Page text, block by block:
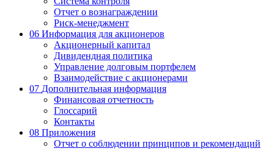
Отчет о вознаграждении
Риск-менеджмент
06 Информация для акционеров
Акционерный капитал
Дивидендная политика
Управление долговым портфелем
Взаимодействие с акционерами
07 Дополнительная информация
Финансовая отчетность
Глоссарий
Контакты
08 Приложения
Отчет о соблюдении принципов и рекомендаций